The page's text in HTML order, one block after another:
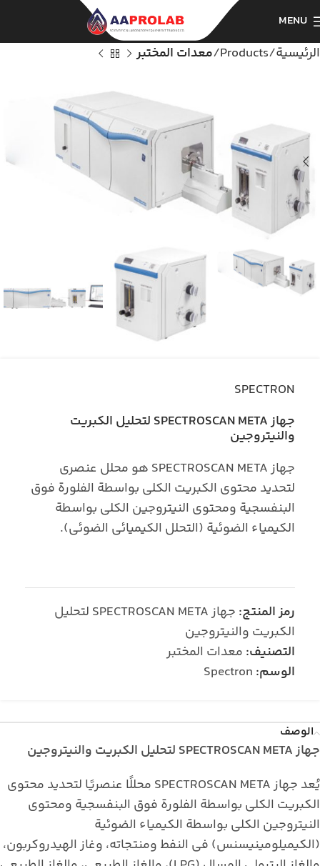
MENU
الرئيسية Products معدات المختبر
SPECTRON
جهاز SPECTROSCAN META لتحليل الكبريت
والنيتروجين
جهاز SPECTROSCAN META هو محلل عنصري
لتحديد محتوى الكبريت الكلي بواسطة الفلورة فوق
البنفسجية ومحتوى النيتروجين الكلي بواسطة
الكيمياء الضوئية (التحلل الكيميائي الضوئي).
رمز المنتج:
جهاز SPECTROSCAN META لتحليل
الكبريت والنيتروجين
التصنيف: معدات المختبر
الوسم: Spectron
الوصف
جهاز SPECTROSCAN META لتحليل الكبريت والنيتروجين
يُعد جهاز SPECTROSCAN META محللًا عنصريًا لتحديد محتوى
الكبريت الكلي بواسطة الفلورة فوق البنفسجية ومحتوى
النيتروجين الكلي بواسطة الكيمياء الضوئية
(الكيميلومينيسنس) في النفط ومنتجاته، وغاز الهيدروكربون،